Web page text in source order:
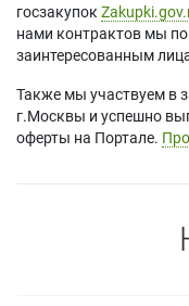
госзакупок
нами контрактов мы
заинтересованным
Также мы участвуем в
г.Москвы и успешно
оферты на Портале.